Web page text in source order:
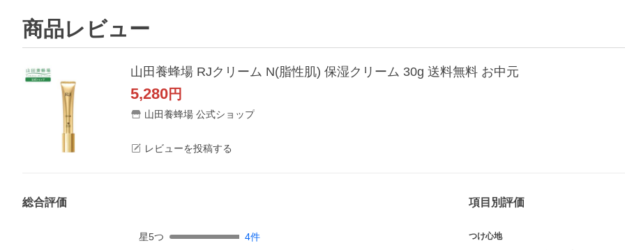
商品レビュー
山田養蜂場 RJクリーム N(脂性肌) 保湿クリーム 30g 送料無料 お中元
5,280円
山田養蜂場 公式ショップ
レビューを投稿する
総合評価
星5つ 4件
項目別評価
つけ心地